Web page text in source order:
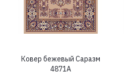
Ковер бежевый Саразм
4871A